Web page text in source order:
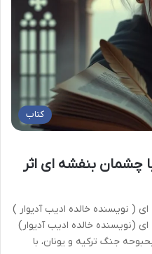
کتاب
چشمان بنفشه ای اثر
( نویسنده خالده ادیب آدیوار )
(نویسنده خالده ادیب آدیوار)
جنگ ترکیه و یونان، با